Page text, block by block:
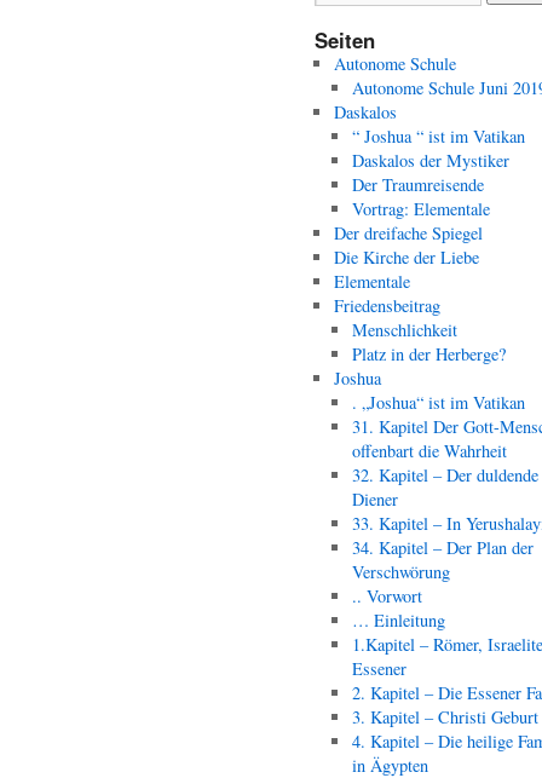
Seiten
Autonome Schule
Autonome Schule Juni
Daskalos
“ Joshua “ ist im Vatikan
Daskalos der Mystiker
Der Traumreisende
Vortrag: Elementale
Der dreifache Spiegel
Die Kirche der Liebe
Elementale
Friedensbeitrag
Menschlichkeit
Platz in der Herberge?
Joshua
. „Joshua“ ist im Vatikan
31. Kapitel Der Gott-
offenbart die Wahrheit
32. Kapitel – Der duldende
Diener
33. Kapitel – In
34. Kapitel – Der Plan der
Verschwörung
.. Vorwort
… Einleitung
1.Kapitel – Römer,
Essener
2. Kapitel – Die Essener
3. Kapitel – Christi Geburt
4. Kapitel – Die heilige
in Ägypten